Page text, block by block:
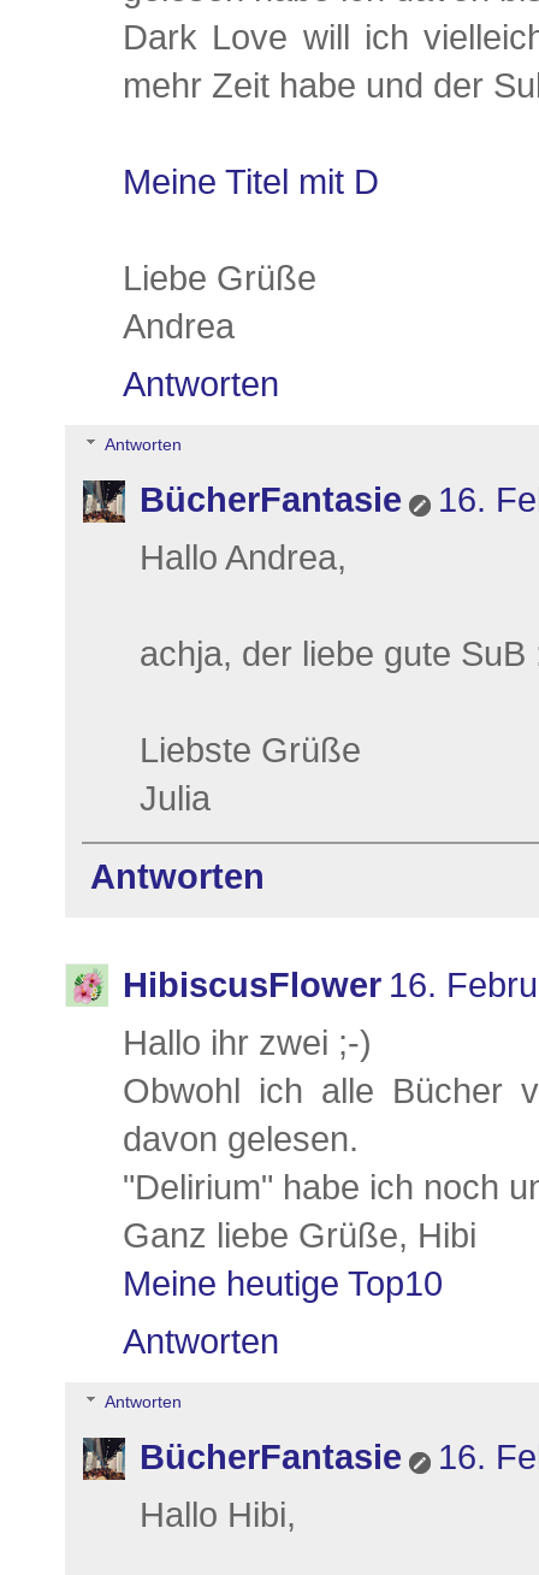
Dark Love will ich
mehr Zeit habe und der
Meine Titel mit D
Liebe Grüße
Andrea
Antworten
Antworten
BücherFantasie
16.
Hallo Andrea,
achja, der liebe gute SuB
Liebste Grüße
Julia
Antworten
HibiscusFlower 16.
Hallo ihr zwei ;-)
Obwohl ich alle Bücher
davon gelesen.
"Delirium" habe ich noch
Ganz liebe Grüße, Hibi
Meine heutige Top10
Antworten
Antworten
BücherFantasie
16.
Hallo Hibi,